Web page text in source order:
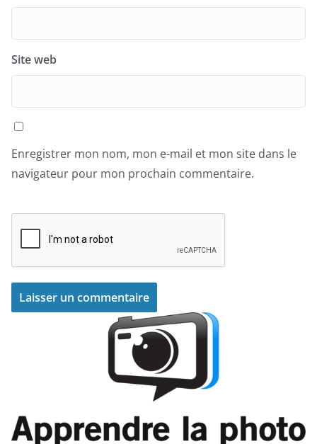
Site web
Enregistrer mon nom, mon e-mail et mon site dans le
navigateur pour mon prochain commentaire.